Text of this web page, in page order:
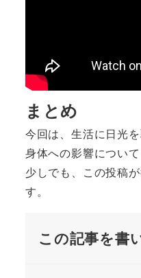
まとめ
今回は、生活に日光
身体への影響につい
少しでも、この投稿
す。
この記事を書